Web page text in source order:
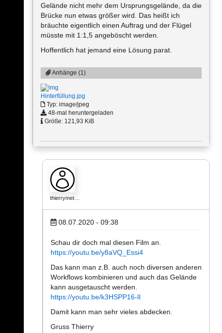
Gelände nicht mehr dem Ursprungsgelände, da die
Brücke nun etwas größer wird. Das heißt ich
bräuchte eigentlich einen Auftrag und der Flügel
müsste mit 1:1,5 angeböscht werden.
Hoffentlich hat jemand eine Lösung parat.
Anhänge (1)
Hinterfüllung.jpg
Typ: image/jpeg
48-mal heruntergeladen
Größe: 121,93 KiB
thierrymet…
08.07.2020 - 09:38
Schau dir doch mal diesen Film an.
https://youtu.be/y8aVQ_Essi4
Das kann man z.B. auch noch diversen anderen
Workflows kombinieren und auch das Gelände
kann ausgetauscht werden.
https://youtu.be/k3HSPP16-lI
Damit kann man sehr vieles abdecken.
Gruss Thierry